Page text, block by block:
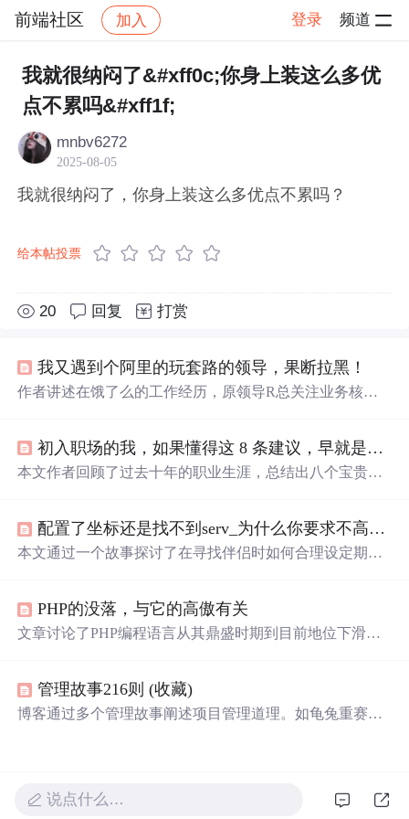
前端社区 加入 登录 频道
社区 前端社区 感慨 帖子详情
我就很纳闷了&#xff0c;你身上装这么多优
点不累吗&#xff1f;
mnbv6272
2025-08-05
我就很纳闷了，你身上装这么多优点不累吗？
给本帖投票
20 回复 打赏
我又遇到个阿里的玩套路的领导，果断拉黑！
作者讲述在饿了么的工作经历，原领导R总关注业务核
下属。作者无奈拉黑T总并离职，最后总结职场经验。 初入职场的我，如果懂得这 8 条建议，早就是大神了
本文作者回顾了过去十年的职业生涯，总结出八个宝贵的
配置了坐标还是找不到serv_为什么你要求不高，却还是找不到对象？
本文通过一个故事探讨了在寻找伴侣时如何合理设定期望
多条件时，学会抓住核心需求。
PHP的没落，与它的高傲有关
文章讨论了PHP编程语言从其鼎盛时期到目前地位下滑的
n的崛起可能是PHP没落的一个因素。文章通过作者个人经
历阐述了PHP在公司项目中的影响，以及编程语言竞争中
管理故事216则 (收藏)
博客通过多个管理故事阐述项目管理道理。如龟兔重赛强
说点什么…